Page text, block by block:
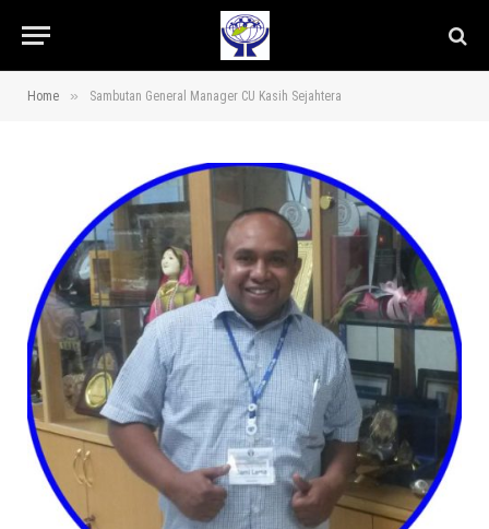
Home » Sambutan General Manager CU Kasih Sejahtera